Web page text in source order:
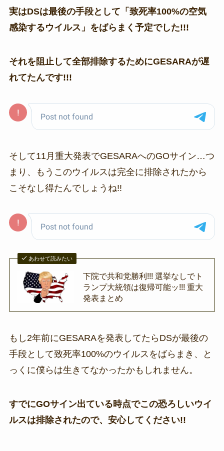
実はDSは最後の手段として「致死率100%の空気
感染するウイルス」をばらまく予定でした!!!
それを阻止して全部排除するためにGESARAが遅
れてたんです!!!
そして11月重大発表でGESARAへのGOサイン…つ
まり、もうこのウイルスは完全に排除されたから
こそなし得たんでしょうね!!
あわせて読みたい
下院で共和党勝利!!! 選挙なしでト
ランプ大統領は復帰可能ッ!!! 重大
発表まとめ
もし2年前にGESARAを発表してたらDSが最後の
手段として致死率100%のウイルスをばらまき、と
っくに僕らは生きてなかったかもしれません。
すでにGOサイン出ている時点でこの恐ろしいウイ
ルスは排除されたので、安心してください!!